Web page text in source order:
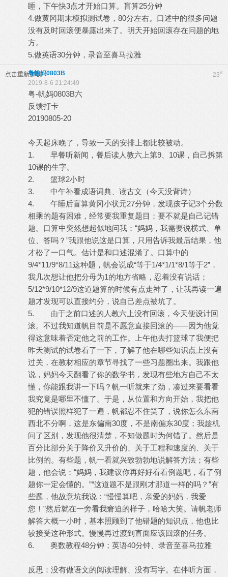
睡，下午快3点才开始口算。盲算25分钟
4.做黄冈期末模拟测试卷，80分左右。口述中的很多问题
没有及时回滚便暴露出来了。明天开始回滚存在问题的地
方。
5.做英语30分钟，录音至喜马拉雅
点击重新加载 23#
粤帆妈0803B
2019-8-6 21:24:49
粤-帆妈0803B六
反馈打卡
20190805-20
今天起床晚了，导致一天的安排上都比较被动。
1. 早餐听新闻，餐后读人教六上第9、10课，自己拆第
10课的生字。
2. 篮球2小时
3. 中午补看成语词典、读古文（今天没背诗）
4. 午睡后盲算黄冈小状元27分钟，发现孩子记3个分数
相乘的题有困难，经常要我重复题目；要不就是自己记错
题。口算中突然想起似地问我：“妈妈，我需要说横式、单
位、答吗？”我跟他说这是口算，只用告诉我最后结果，他
才松了一口气。估计是和口述混淆了。口算中的
9/4*11/9*8/11这种题，帆会说成“等于1/4*1/1*8/1等于2”，
我几次想让他把分母为1的地方省略，忍着没有说话；
5/12*9/10*12/9这道题算的时候有点走神了，让我再读一遍
题才发现可以直接约分，说自己差点被坑了。
5. 由于之前口述的人教六上没有回滚，今天便设计回
滚。不过我知道帆目前是不愿意直接回滚的——因为他觉
得这意味着否定他之前的工作。上午他去打篮球了我便把
昨天测试的试卷看了一下，了解了他在哪些知识点上没有
过关，在教材相应的章节寻找了一些习题圈出来。我跟他
说，妈妈今天翻看了你的数学书，发现有些地方自己不太
懂，你能跟我讲一下吗？帆一听就来了劲，凑过来要看看
我究竟是哪里不懂了。于是，从位置和方向开始，我把他
犯的错误照样犯了一遍，帆都忍不住笑了，说你怎么东南
西北不分啊，这是东偏南30度，不是南偏东30度；我趁机
问了区别，发现他很清楚，不知做题时为何错了。然后是
百分比部分关于降价又升价的、关于工程和速度的、关于
比例的。有些题，帆一看就兴致勃勃地说解答方法；有些
题，他会说：“妈妈，我建议你再好好看看例题吧，看了例
题你一定会懂的。”“这道题不是跟刚才那道一样的吗？”有
些题，他故意坑我说：“慢慢算吧，亲爱的妈妈，我爱
您！”然后就在一旁看我窘迫的样子，哈哈大笑。请帆老师
解答大概一小时，基本照顾到了他错题的知识点，他也比
较接受这种形式。慢慢再过渡到直面应该回滚的任务。
6. 奥数教程48分钟；英语40分钟、录音至喜马拉雅
反思：没有做语文的阅读理解、没有写字。在伴听方面，